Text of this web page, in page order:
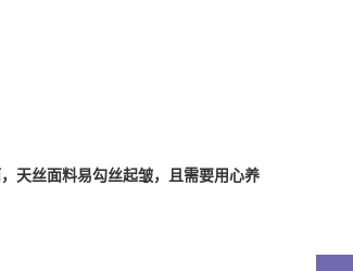
天丝面料易勾丝起皱，且需要用心养